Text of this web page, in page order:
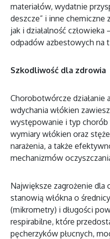
materiałów, wydatnie
deszcze” i inne chemiczne
jak i działalność człowieka
odpadów azbestowych na
Szkodliwość dla zdrowia
Chorobotwórcze działanie
wdychania włókien
występowanie i typ chorób
wymiary włókien oraz
narażenia, a także
mechanizmów
Największe zagrożenie dla
stanowią włókna o
(mikrometry) i długości
respirabilne, które
pęcherzyków płucnych,